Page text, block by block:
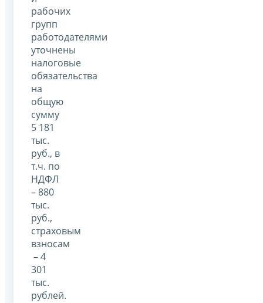
рабочих
групп
работодателями
уточнены
налоговые
обязательства
на
общую
сумму
5 181
тыс.
руб., в
т.ч. по
НДФЛ
– 880
тыс.
руб.,
страховым
взносам
– 4
301
тыс.
рублей.